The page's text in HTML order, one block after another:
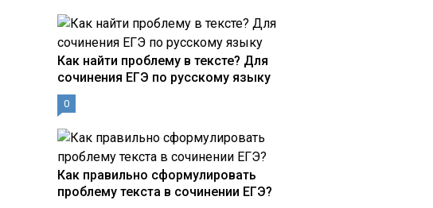
Как найти проблему в тексте? Для
сочинения ЕГЭ по русскому языку
0
Как правильно сформулировать
проблему текста в сочинении ЕГЭ?